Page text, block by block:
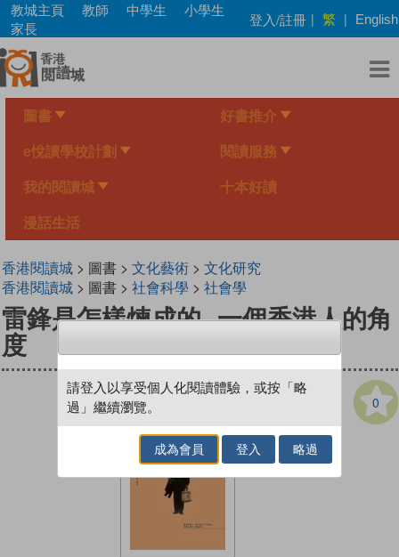
Skip
main
content
教城主頁 教師 中學生
小學生
家長
登入/註冊 | 繁 | English
圖書 好書推介
e悅讀學校計劃 閱讀服務
我的閱讀城 十本好讀
漫話生活
香港閱讀城> 圖書 > 文化藝術> 文化研究
香港閱讀城> 圖書 > 社會科學 > 社會學
雷鋒是怎樣煉成的--一個香港人的角
度
0
請登入以享受個人化閱讀體驗，或按「略
過」繼續瀏覽。
成為會員 登入 略過